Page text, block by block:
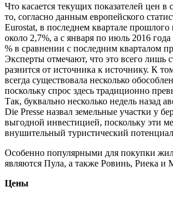
Что касается текущих показателей цен в
то, согласно данным европейского
Eurostat, в последнем квартале прошлого
около 2,7%, а с января по июль 2016
% в сравнении с последним кварталом
Эксперты отмечают, что это всего лишь
разнится от источника к источнику. К
всегда существовала несколько
поскольку спрос здесь традиционно
Так, буквально несколько недель назад
Die Presse назвал земельные участки у
выгодной инвестицией, поскольку эти
внушительный туристический
Особенно популярными для покупки
являются Пула, а также Ровинь, Риека и
Цены